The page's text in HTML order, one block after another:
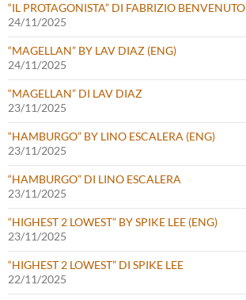
“IL PROTAGONISTA” DI FABRIZIO BENVENUTO
24/11/2025
“MAGELLAN” BY LAV DIAZ (ENG)
24/11/2025
“MAGELLAN” DI LAV DIAZ
23/11/2025
“HAMBURGO” BY LINO ESCALERA (ENG)
23/11/2025
“HAMBURGO” DI LINO ESCALERA
23/11/2025
“HIGHEST 2 LOWEST” BY SPIKE LEE (ENG)
23/11/2025
“HIGHEST 2 LOWEST” DI SPIKE LEE
22/11/2025